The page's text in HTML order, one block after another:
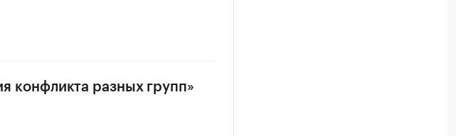
конфликта разных групп»